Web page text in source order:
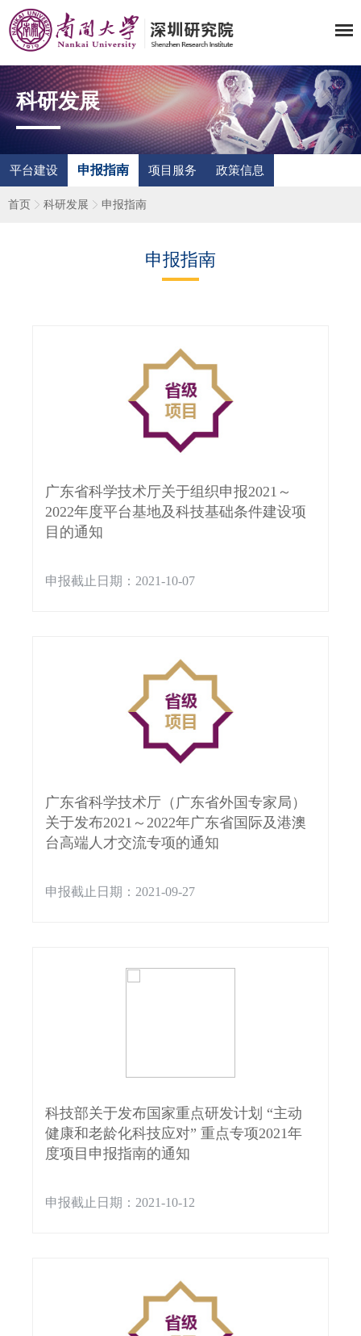
科研发展
平台建设 申报指南 项目服务 政策信息
首页 科研发展 申报指南
申报指南
广东省科学技术厅关于组织申报2021～
2022年度平台基地及科技基础条件建设项
目的通知
申报截止日期：2021-10-07
广东省科学技术厅（广东省外国专家局）
关于发布2021～2022年广东省国际及港澳
台高端人才交流专项的通知
申报截止日期：2021-09-27
科技部关于发布国家重点研发计划 “主动
健康和老龄化科技应对” 重点专项2021年
度项目申报指南的通知
申报截止日期：2021-10-12